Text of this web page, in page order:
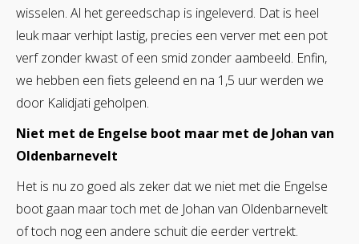
wisselen. Al het gereedschap is ingeleverd. Dat is heel
leuk maar verhipt lastig, precies een verver met een pot
verf zonder kwast of een smid zonder aambeeld. Enfin,
we hebben een fiets geleend en na 1,5 uur werden we
door Kalidjati geholpen.
Niet met de Engelse boot maar met de Johan van
Oldenbarnevelt
Het is nu zo goed als zeker dat we niet met die Engelse
boot gaan maar toch met de Johan van Oldenbarnevelt
of toch nog een andere schuit die eerder vertrekt.